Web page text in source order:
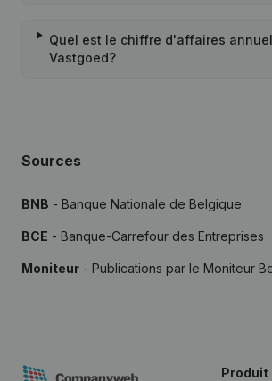
Quel est le chiffre d'affaires
Vastgoed?
Sources
BNB - Banque Nationale de Belgique
BCE - Banque-Carrefour des Entreprises
Moniteur - Publications par le Moniteur
Produit